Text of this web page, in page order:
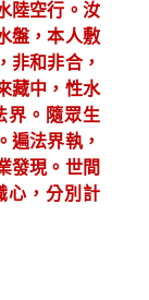
陸空行。汝
盤，本人敷
非和非合，
藏中，性水
界。隨眾生
遍法界執，
發現。世間
心，分別計